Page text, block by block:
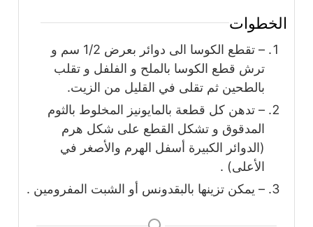
الخطوات
– تقطع الكوسا الى دوائر بعرض 1/2 سم و
ترش قطع الكوسا بالملح و الفلفل و تقلب
بالطحين ثم تقلى في القليل من الزيت.
– تدهن كل قطعة بالمايونيز المخلوط بالثوم
المدقوق و تشكل القطع على شكل هرم
(الدوائر الكبيرة أسفل الهرم والأصغر في
الأعلى) .
– يمكن تزينها بالبقدونس أو الشبت المفرومين .